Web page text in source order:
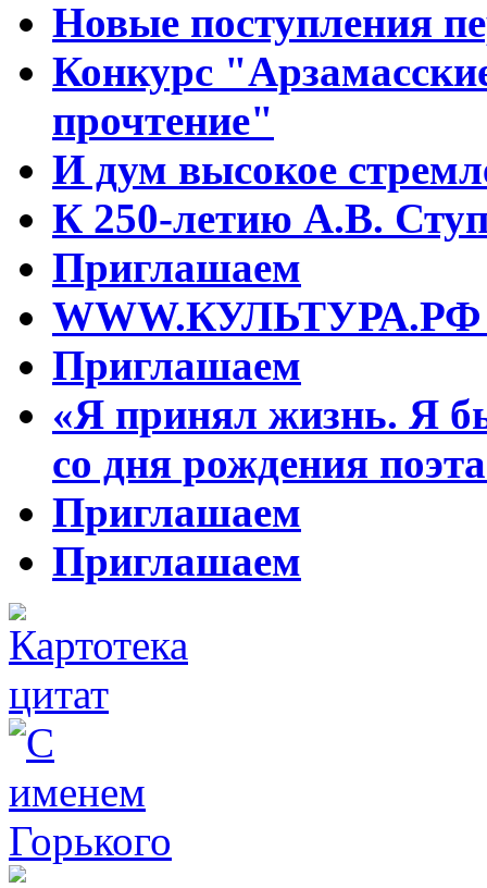
Новые поступления
Конкурс
прочтение"
И дум высокое
К 250-летию А.В.
Приглашаем
WWW.КУЛЬТУРА.РФ
Приглашаем
«Я принял жизнь. Я
со дня рождения
Приглашаем
Приглашаем